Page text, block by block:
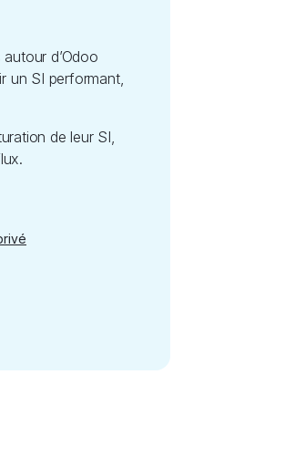
d’Odoo
un SI performant,
de leur SI,